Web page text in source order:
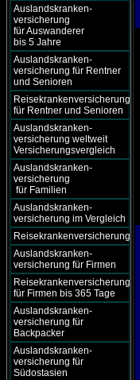
Auslandskranken-
versicherung
für Auswanderer
bis 5 Jahre
Auslandskranken-
versicherung für Rentner
und Senioren
Reisekrankenversicherung
für Rentner und Senioren
Auslandskranken-
versicherung weltweit
Versicherungsvergleich
Auslandskranken-
versicherung
für Familien
Auslandskranken-
versicherung im Vergleich
Reisekrankenversicherung
Auslandskranken-
versicherung für Firmen
Reisekrankenversicherung
für Firmen bis 365 Tage
Auslandskranken-
versicherung für
Backpacker
Auslandskranken-
versicherung für
Südostasien